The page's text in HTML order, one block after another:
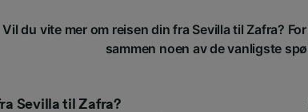
Vil du vite mer om reisen din fra Sevilla til Zafra?
sammen noen av de vanligste
Sevilla til Zafra?